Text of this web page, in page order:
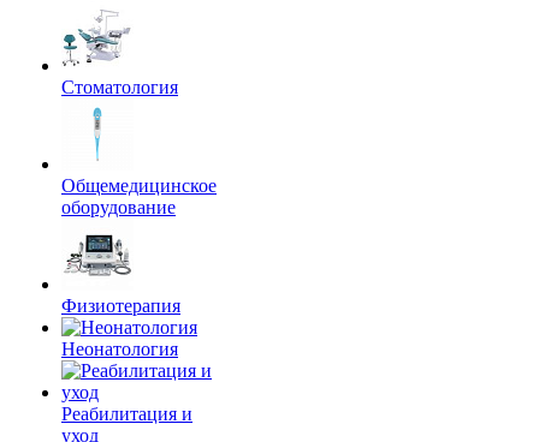
Стоматология
Общемедицинское
оборудование
Физиотерапия
Неонатология
Реабилитация и
уход